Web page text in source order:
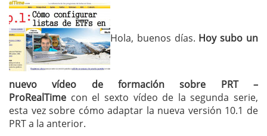
Hola, buenos días. Hoy subo un
nuevo vídeo de formación sobre PRT –
ProRealTime con el sexto vídeo de la segunda serie,
esta vez sobre cómo adaptar la nueva versión 10.1 de
PRT a la anterior.